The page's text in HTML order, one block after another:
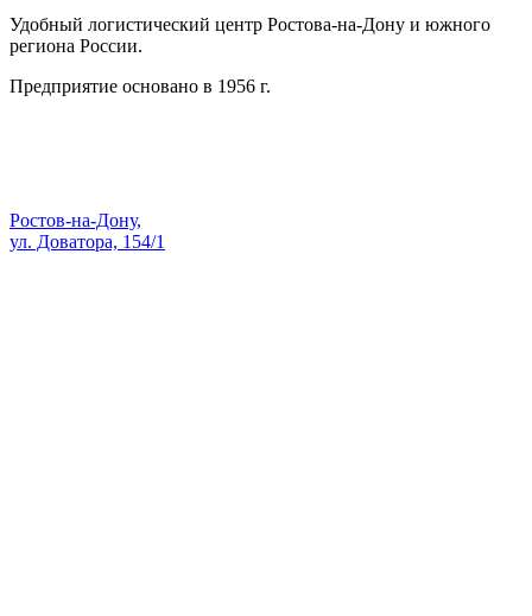
Удобный логистический центр Ростова-на-Дону и южного
региона России.
Предприятие основано в 1956 г.
Ростов-на-Дону,
ул. Доватора, 154/1